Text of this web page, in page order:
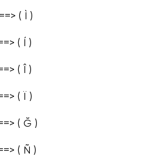
( Ì )
( Í )
( Î )
( Ï )
( Ğ )
( Ñ )